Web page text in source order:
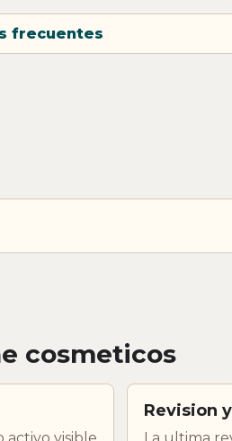
frecuentes
cosmeticos
Revision